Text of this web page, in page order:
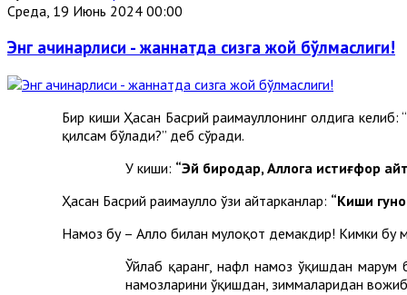
Среда, 19 Июнь 2024 00:00
Энг ачинарлиси - жаннатда сизга жой бўлмаслиги!
Бир киши Ҳасан Басрий раҳимаҳуллоҳнинг олдига
қилсам бўлади?” деб сўради.
У киши: “Эй биродар, Аллоҳга истиғфор
Ҳасан Басрий раҳимаҳуллоҳ ўзи айтарканлар: “Киши
Намоз бу – Аллоҳ билан мулоқот демакдир! Кимки бу
Ўйлаб қаранг, нафл намоз ўқишдан маҳрум
намозларини ўқишдан, зиммаларидан